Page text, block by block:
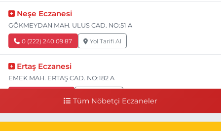
Neşe Eczanesi
GÖKMEYDAN MAH. ULUS CAD. NO:51 A
0 (222) 240 09 87 Yol Tarifi Al
Ertaş Eczanesi
EMEK MAH. ERTAŞ CAD. NO:182 A
Tüm Nöbetçi Eczaneler